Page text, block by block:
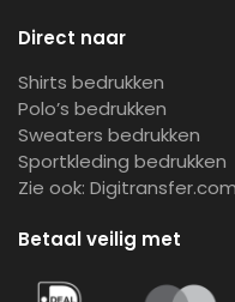
Direct naar
Shirts bedrukken
Polo’s bedrukken
Sweaters bedrukken
Sportkleding bedrukken
Zie ook: Digitransfer.com
Betaal veilig met